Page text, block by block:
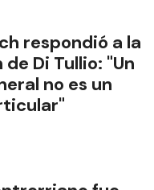
respondió a la
Di Tullio: "Un
no es un